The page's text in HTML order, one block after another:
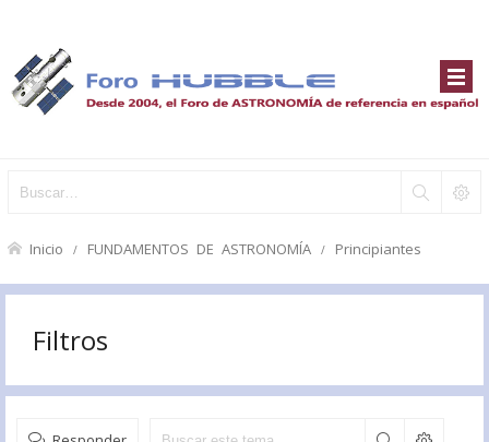
Inicio FUNDAMENTOS DE ASTRONOMÍA Principiantes
Filtros